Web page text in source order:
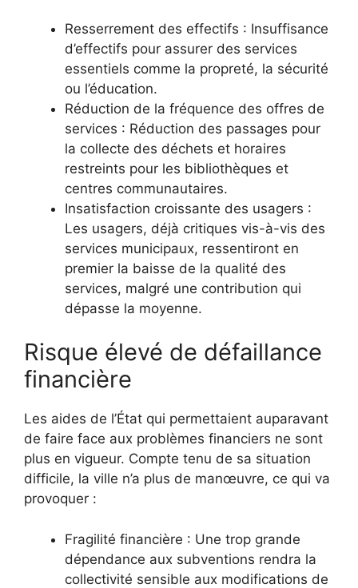
Resserrement des effectifs : Insuffisance
d’effectifs pour assurer des services
essentiels comme la propreté, la sécurité
ou l’éducation.
Réduction de la fréquence des offres de
services : Réduction des passages pour
la collecte des déchets et horaires
restreints pour les bibliothèques et
centres communautaires.
Insatisfaction croissante des usagers :
Les usagers, déjà critiques vis-à-vis des
services municipaux, ressentiront en
premier la baisse de la qualité des
services, malgré une contribution qui
dépasse la moyenne.
Risque élevé de défaillance
financière
Les aides de l’État qui permettaient auparavant
de faire face aux problèmes financiers ne sont
plus en vigueur. Compte tenu de sa situation
difficile, la ville n’a plus de manœuvre, ce qui va
provoquer :
Fragilité financière : Une trop grande
dépendance aux subventions rendra la
collectivité sensible aux modifications de